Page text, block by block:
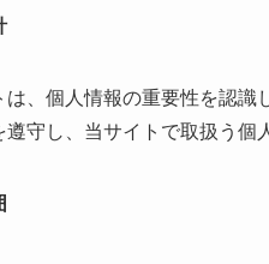
は、個人情報の重要性を認識
遵守し、当サイトで取扱う個